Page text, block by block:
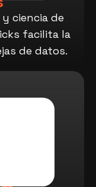
ciencia de
facilita la
de datos.